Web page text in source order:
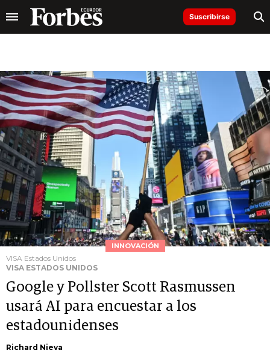
Suscribirse
INNOVACIÓN
VISA Estados Unidos
VISA ESTADOS UNIDOS
Google y Pollster Scott Rasmussen
usará AI para encuestar a los
estadounidenses
Richard Nieva